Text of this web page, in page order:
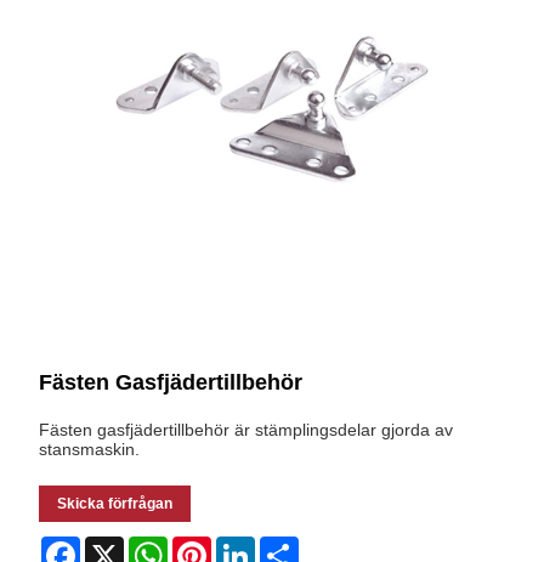
Fästen Gasfjädertillbehör
Fästen gasfjädertillbehör är stämplingsdelar gjorda av
stansmaskin.
Skicka förfrågan
Facebook
X WhatsAppPinterestLinkedIn